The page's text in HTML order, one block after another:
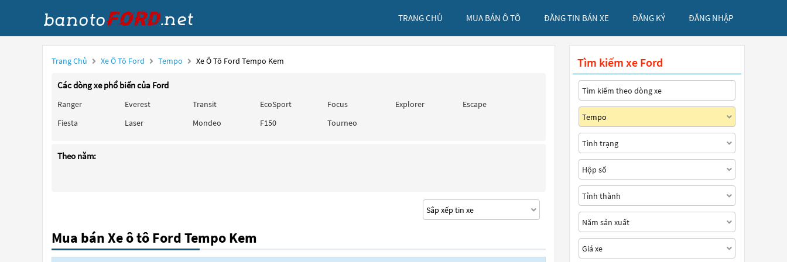
TRANG CHỦ MUA BÁN Ô TÔ ĐĂNG TIN BÁN XE ĐĂNG KÝ ĐĂNG NHẬP
Trang Chủ Xe Ô Tô Ford Tempo Xe Ô Tô Ford Tempo Kem
Các dòng xe phổ biến của Ford
Ranger Everest Transit EcoSport Focus Explorer
Escape
Fiesta
Laser Mondeo F150 Tourneo
Theo năm:
Mua bán Xe ô tô Ford Tempo Kem
Tìm kiếm xe Ford